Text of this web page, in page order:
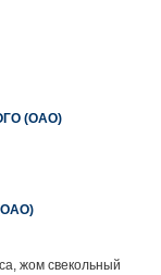
(ОАО)
жом свекольный